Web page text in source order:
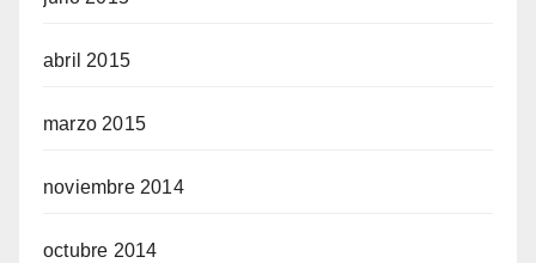
abril 2015
marzo 2015
noviembre 2014
octubre 2014